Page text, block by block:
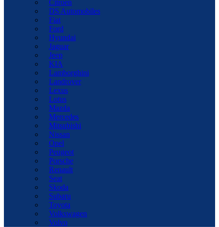
Citroen
DS Automobiles
Fiat
Ford
Hyundai
Jaguar
Jeep
KIA
Lamborghini
Landrover
Lexus
Lotus
Mazda
Mercedes
Mitsubishi
Nissan
Opel
Peugeot
Porsche
Renault
Seat
Skoda
Subaru
Toyota
Volkswagen
Volvo